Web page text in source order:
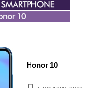
Honor 10